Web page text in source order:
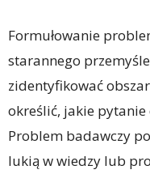
Formułowanie
starannego
zidentyfikować
określić, jakie pytanie
Problem badawczy
lukią w wiedzy lub